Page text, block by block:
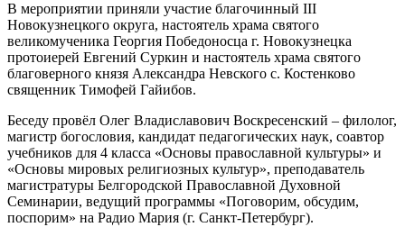
В мероприятии приняли участие благочинный III
Новокузнецкого округа, настоятель храма святого
великомученика Георгия Победоносца г. Новокузнецка
протоиерей Евгений Суркин и настоятель храма святого
благоверного князя Александра Невского с. Костенково
священник Тимофей Гайибов.
Беседу провёл Олег Владиславович Воскресенский – филолог,
магистр богословия, кандидат педагогических наук, соавтор
учебников для 4 класса «Основы православной культуры» и
«Основы мировых религиозных культур», преподаватель
магистратуры Белгородской Православной Духовной
Семинарии, ведущий программы «Поговорим, обсудим,
поспорим» на Радио Мария (г. Санкт-Петербург).